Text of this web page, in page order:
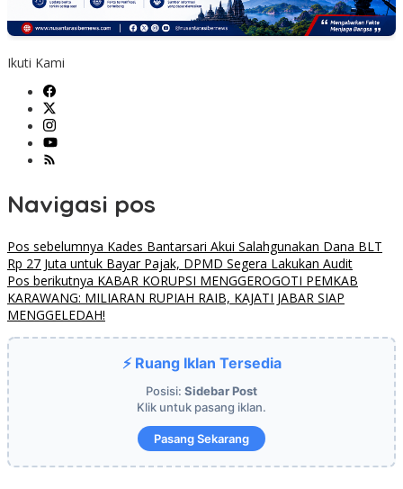
Ikuti Kami
Navigasi pos
Pos sebelumnya Kades Bantarsari Akui Salahgunakan Dana BLT
Rp 27 Juta untuk Bayar Pajak, DPMD Segera Lakukan Audit
Pos berikutnya KABAR KORUPSI MENGGEROGOTI PEMKAB
KARAWANG: MILIARAN RUPIAH RAIB, KAJATI JABAR SIAP
MENGGELEDAH!
⚡ Ruang Iklan Tersedia
Posisi: Sidebar Post
Klik untuk pasang iklan.
Pasang Sekarang